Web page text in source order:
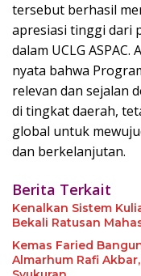
tersebut berhasil
apresiasi tinggi dari
dalam UCLG
nyata bahwa
relevan dan sejalan
di tingkat daerah,
global untuk
dan berkelanjutan.
Berita Terkait
Kenalkan Sistem
Bekali Ratusan
Kemas Faried
Almarhum Rafi